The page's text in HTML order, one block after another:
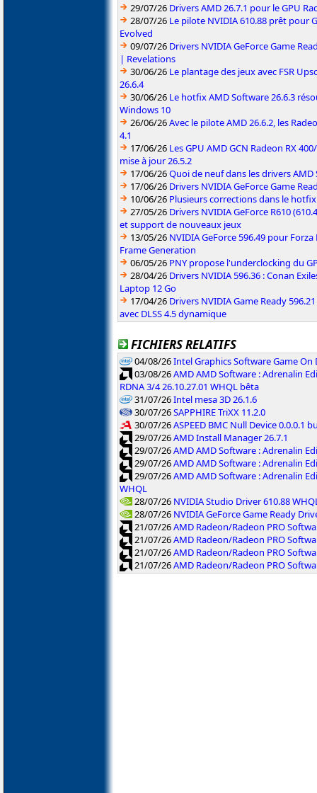
29/07/26 Drivers AMD 26.7.1 pour le GPU
28/07/26 Le pilote NVIDIA 610.88 prêt pour
Evolved
09/07/26 Drivers NVIDIA GeForce Game
| Revelations
30/06/26 Le plantage des jeux avec FSR
26.6.4
30/06/26 Le hotfix AMD Software 26.6.3
Windows 10
26/06/26Avec le pilote AMD 26.6.2, les
4.1
17/06/26 Les GPU AMD GCN Radeon RX
mise à jour 26.5.2
17/06/26Quoi de neuf dans les drivers AMD
17/06/26 Drivers NVIDIA GeForce Game
10/06/26 Plusieurs corrections dans le hotfix
27/05/26 Drivers NVIDIA GeForce R610
et support de nouveaux jeux
13/05/26 NVIDIA GeForce 596.49 pour
Frame Generation
06/05/26 PNY propose l'underclocking du
28/04/26 Drivers NVIDIA 596.36 : Conan
Laptop 12 Go
17/04/26 Drivers NVIDIA Game Ready
avec DLSS 4.5 dynamique
FICHIERS RELATIFS
04/08/26Intel Graphics Software Game On
03/08/26AMD AMD Software : Adrenalin
RDNA 3/4 26.10.27.01 WHQL bêta
31/07/26Intel mesa 3D 26.1.6
30/07/26SAPPHIRE TriXX 11.2.0
30/07/26ASPEED BMC Null Device 0.0.0.1
29/07/26AMD Install Manager 26.7.1
29/07/26AMD AMD Software : Adrenalin
29/07/26AMD AMD Software : Adrenalin
29/07/26AMD AMD Software : Adrenalin
WHQL
28/07/26 NVIDIA Studio Driver 610.88
28/07/26 NVIDIA GeForce Game Ready
21/07/26AMD Radeon/Radeon PRO
21/07/26AMD Radeon/Radeon PRO
21/07/26AMD Radeon/Radeon PRO
21/07/26AMD Radeon/Radeon PRO